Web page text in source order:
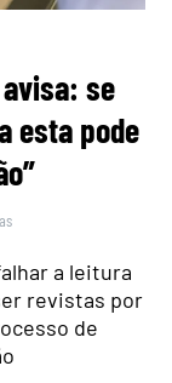
se
esta pode
a leitura
revistas por
de